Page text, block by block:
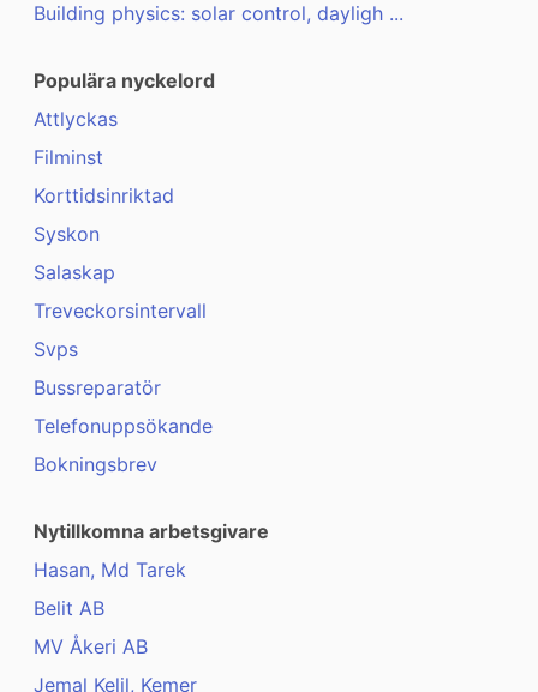
Building physics: solar control, dayligh ...
Populära nyckelord
Attlyckas
Filminst
Korttidsinriktad
Syskon
Salaskap
Treveckorsintervall
Svps
Bussreparatör
Telefonuppsökande
Bokningsbrev
Nytillkomna arbetsgivare
Hasan, Md Tarek
Belit AB
MV Åkeri AB
Jemal Kelil, Kemer